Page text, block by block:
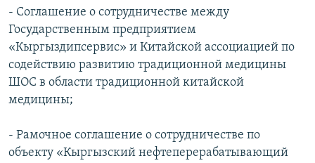
- Соглашение о сотрудничестве между
Государственным предприятием
«Кыргыздипсервис» и Китайской ассоциацией по
содействию развитию традиционной медицины
ШОС в области традиционной китайской
медицины;
- Рамочное соглашение о сотрудничестве по
объекту «Кыргызский нефтеперерабатывающий